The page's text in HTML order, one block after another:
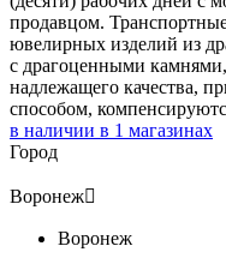
продавцом.
ювелирных изделий из
с драгоценными
надлежащего качества,
способом,
в наличии в 1 магазинах
Город
Воронеж
Воронеж